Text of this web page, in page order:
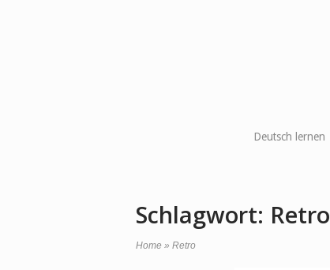
Deutsch lernen
Schlagwort: Retro
Home » Retro